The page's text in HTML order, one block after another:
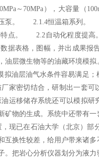
70MPa），大容量（
压泵。 2.1.4恒温箱系列
等特点。 2.2自动化程度提
数据表格，图幅，并出
层微生物等的油藏环境模
油层油气水条件容易满足
家密切结合，研制出一套
运移储存系统还可以模拟研
物的生成。系统中还带有
，现已在石油大学（北京
换性较差，给用户带来诸多
把岩心分析仪器划分为液力